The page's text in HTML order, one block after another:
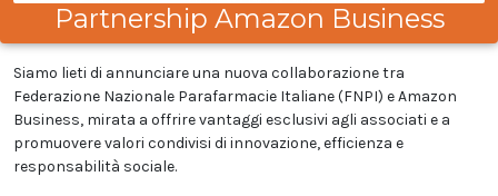
Partnership Amazon Business
Siamo lieti di annunciare una nuova collaborazione tra
Federazione Nazionale Parafarmacie Italiane (FNPI) e Amazon
Business, mirata a offrire vantaggi esclusivi agli associati e a
promuovere valori condivisi di innovazione, efficienza e
responsabilità sociale.